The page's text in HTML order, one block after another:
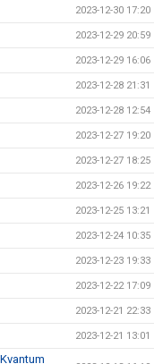
2023-12-30 17:20
2023-12-29 20:59
2023-12-29 16:06
2023-12-28 21:31
2023-12-28 12:54
2023-12-27 19:20
2023-12-27 18:25
2023-12-26 19:22
2023-12-25 13:21
2023-12-24 10:35
2023-12-23 19:33
2023-12-22 17:09
2023-12-21 22:33
2023-12-21 13:01